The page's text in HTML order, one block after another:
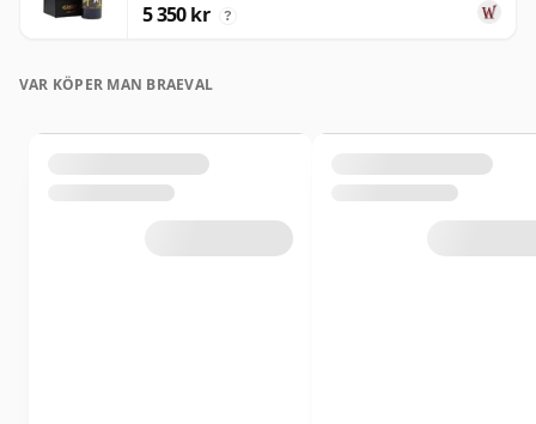
5 350 kr ?
VAR KÖPER MAN BRAEVAL